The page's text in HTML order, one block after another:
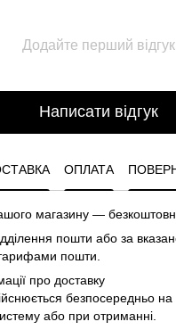
Додайте перший відгук
Написати відгук
ОПЛАТА
магазину —
пошти або за
пошти.
про доставку
безпосередньо на
або при отриманні.